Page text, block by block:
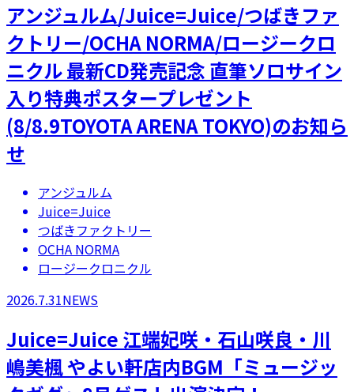
アンジュルム/Juice=Juice/つばきファ
クトリー/OCHA NORMA/ロージークロ
ニクル 最新CD発売記念 直筆ソロサイン
入り特典ポスタープレゼント
(8/8.9TOYOTA ARENA TOKYO)のお知ら
せ
アンジュルム
Juice=Juice
つばきファクトリー
OCHA NORMA
ロージークロニクル
2026.7.31NEWS
Juice=Juice 江端妃咲・石山咲良・川
嶋美楓 やよい軒店内BGM「ミュージッ